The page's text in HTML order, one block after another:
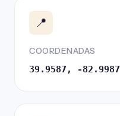
📍
COORDENADAS
39.9587, -82.9987